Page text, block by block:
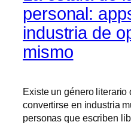
personal:
industria de
mismo
Existe un género
convertirse en industria
personas que escriben